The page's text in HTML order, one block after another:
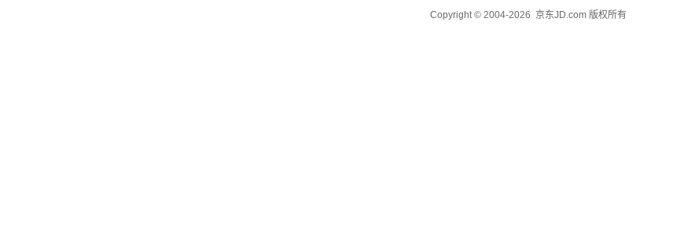
Copyright © 2004-2026 京东JD.com 版权所有